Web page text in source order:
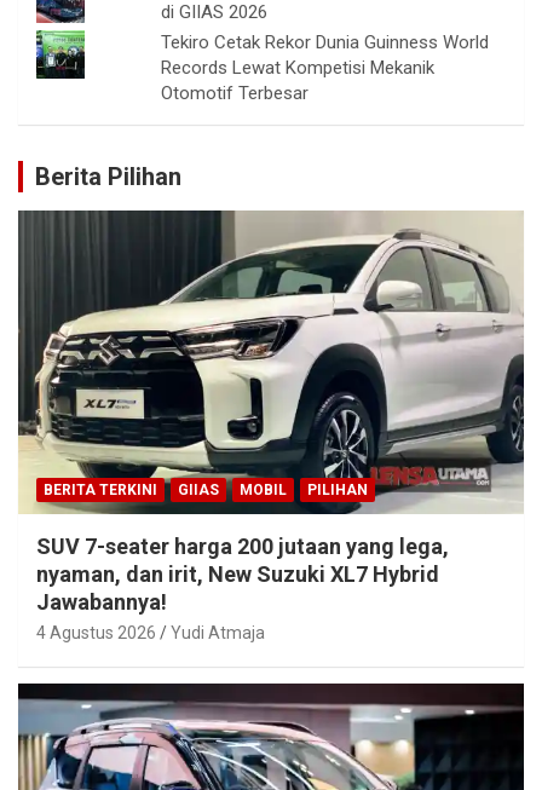
di GIIAS 2026
Tekiro Cetak Rekor Dunia Guinness World
Records Lewat Kompetisi Mekanik
Otomotif Terbesar
Berita Pilihan
BERITA TERKINI GIIAS MOBIL PILIHAN
SUV 7-seater harga 200 jutaan yang lega,
nyaman, dan irit, New Suzuki XL7 Hybrid
Jawabannya!
4 Agustus 2026 Yudi Atmaja